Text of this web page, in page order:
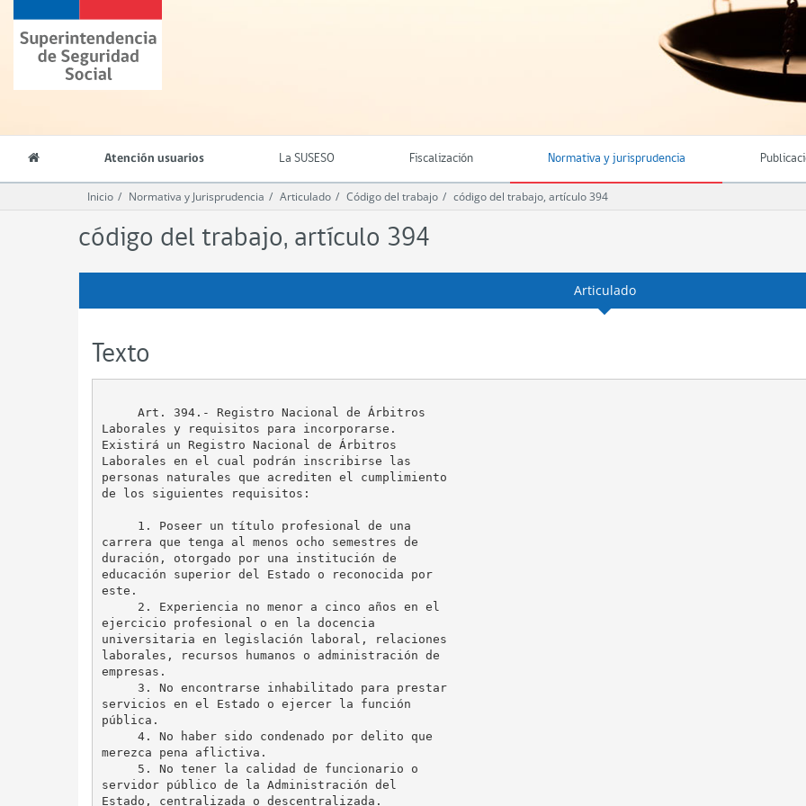
principalSuperintendencia
de
Seguridad
(SUSESO)
Chile
Atención usuarios La SUSESO Fiscalización Normativa y jurisprudencia
Inicio Normativa y Jurisprudencia Articulado Código del trabajo código del trabajo, artículo 394
código del trabajo, artículo 394
Articulado
Texto
     Art. 394.- Registro Nacional de Árbitros
Laborales y requisitos para incorporarse.
Existirá un Registro Nacional de Árbitros
Laborales en el cual podrán inscribirse las
personas naturales que acrediten el cumplimiento
de los siguientes requisitos:
     1. Poseer un título profesional de una
carrera que tenga al menos ocho semestres de
duración, otorgado por una institución de
educación superior del Estado o reconocida por
este.
     2. Experiencia no menor a cinco años en el
ejercicio profesional o en la docencia
universitaria en legislación laboral, relaciones
laborales, recursos humanos o administración de
empresas.
     3. No encontrarse inhabilitado para prestar
servicios en el Estado o ejercer la función
pública.
     4. No haber sido condenado por delito que
merezca pena aflictiva.
     5. No tener la calidad de funcionario o
servidor público de la Administración del
Estado, centralizada o descentralizada.